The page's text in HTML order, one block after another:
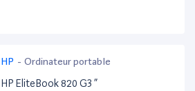
HP - Ordinateur portable
HP EliteBook 820 G3 ”